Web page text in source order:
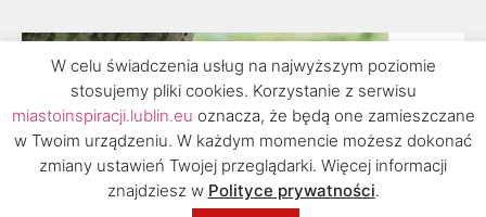
2020 © Urząd Miasta Lublin, Biuro Rozwoju
W celu świadczenia usług na najwyższym poziomie
stosujemy pliki cookies. Korzystanie z serwisu
miastoinspiracji.lublin.eu oznacza, że będą one zamieszczane
w Twoim urządzeniu. W każdym momencie możesz dokonać
zmiany ustawień Twojej przeglądarki. Więcej informacji
znajdziesz w Polityce prywatności.